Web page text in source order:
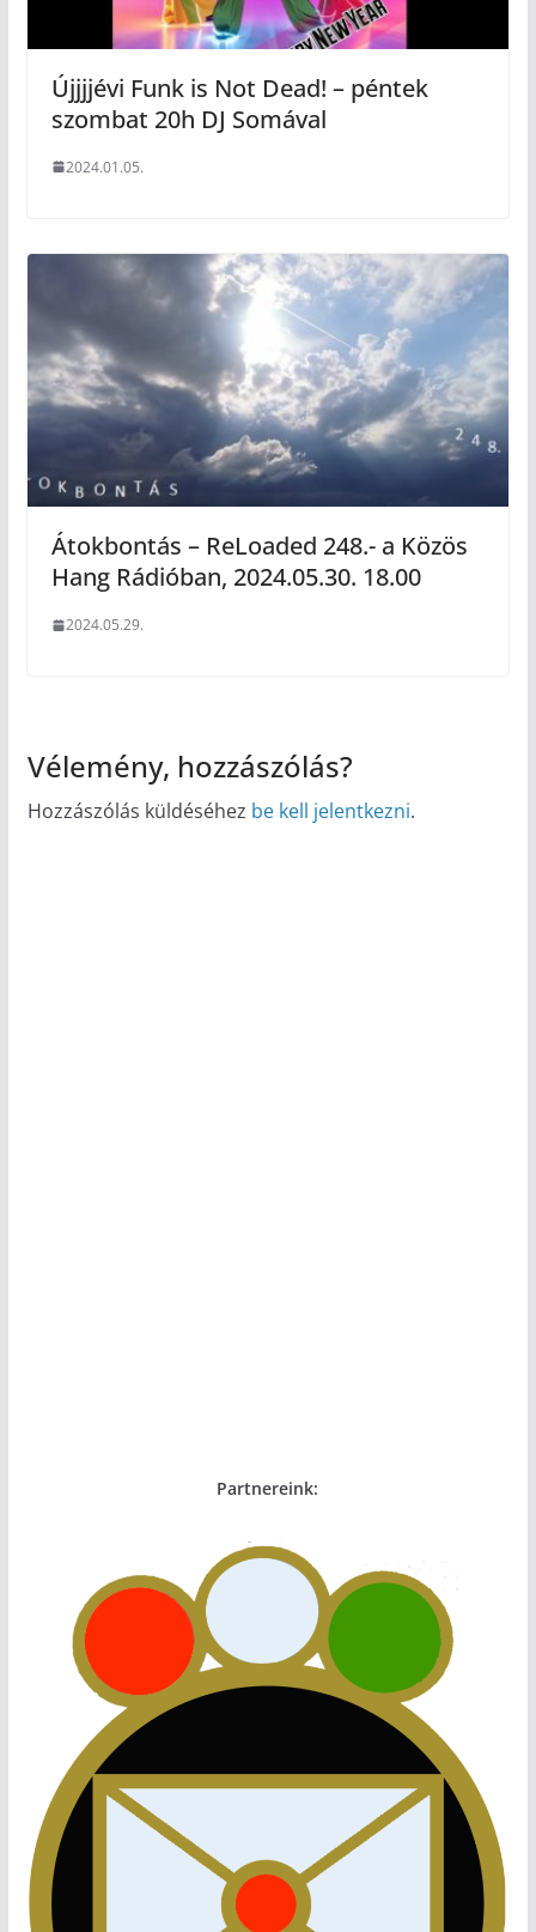
Újjjjévi Funk is Not Dead! – péntek
szombat 20h DJ Somával
2024.01.05.
Átokbontás – ReLoaded 248.- a Közös
Hang Rádióban, 2024.05.30. 18.00
2024.05.29.
Vélemény, hozzászólás?
Hozzászólás küldéséhez be kell jelentkezni.
Partnereink: